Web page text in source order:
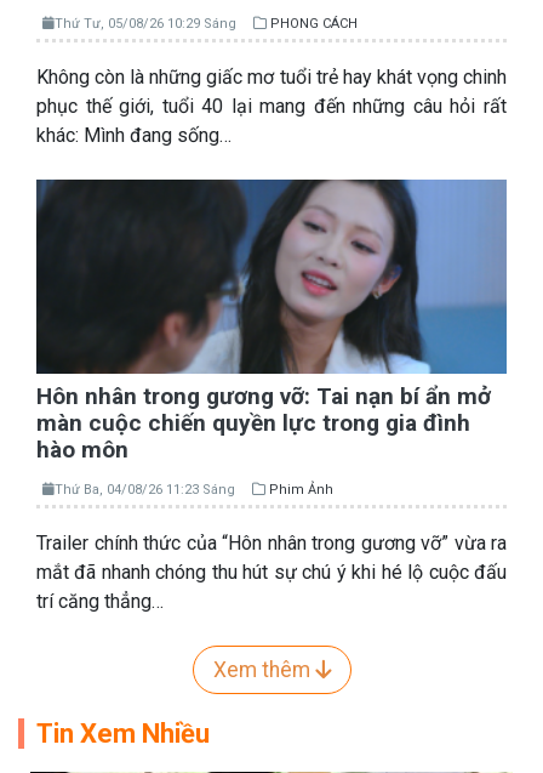
Thứ Tư, 05/08/26 10:29 Sáng PHONG CÁCH
Không còn là những giấc mơ tuổi trẻ hay khát vọng chinh
phục thế giới, tuổi 40 lại mang đến những câu hỏi rất
khác: Mình đang sống…
Hôn nhân trong gương vỡ: Tai nạn bí ẩn mở
màn cuộc chiến quyền lực trong gia đình
hào môn
Thứ Ba, 04/08/26 11:23 Sáng Phim Ảnh
Trailer chính thức của “Hôn nhân trong gương vỡ” vừa ra
mắt đã nhanh chóng thu hút sự chú ý khi hé lộ cuộc đấu
trí căng thẳng…
Xem thêm
Tin Xem Nhiều